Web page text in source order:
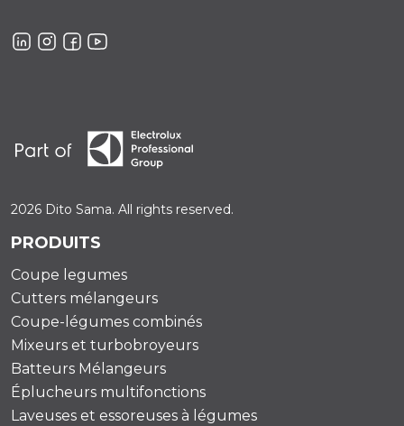
2026 Dito Sama. All rights reserved.
PRODUITS
Coupe legumes
Cutters mélangeurs
Coupe-légumes combinés
Mixeurs et turbobroyeurs
Batteurs Mélangeurs
Éplucheurs multifonctions
Laveuses et essoreuses à légumes